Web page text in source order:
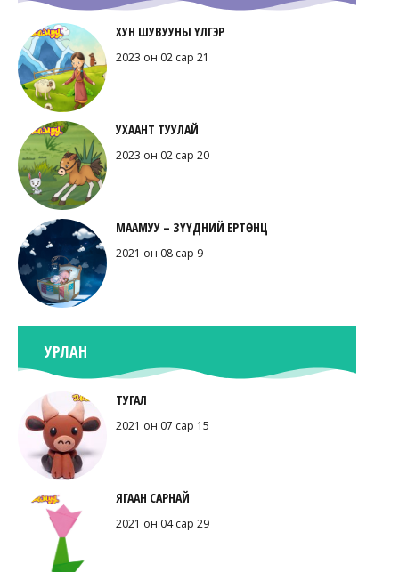
ХУН ШУВУУНЫ ҮЛГЭР
2023 он 02 сар 21
УХААНТ ТУУЛАЙ
2023 он 02 сар 20
МААМУУ – ЗҮҮДНИЙ ЕРТӨНЦ
2021 он 08 сар 9
УРЛАН
ТУГАЛ
2021 он 07 сар 15
ЯГААН САРНАЙ
2021 он 04 сар 29